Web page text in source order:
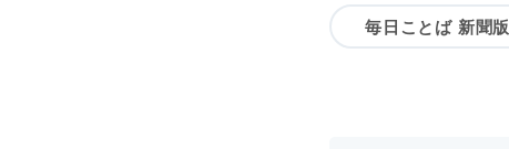
毎日ことば 新聞版